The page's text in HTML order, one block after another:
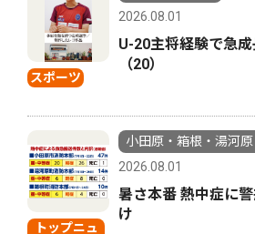
スポーツ
2026.08.01
U-20主将経験で急
（20）
トップニュ
小田原・箱根・湯河
2026.08.01
暑さ本番 熱中症に
け